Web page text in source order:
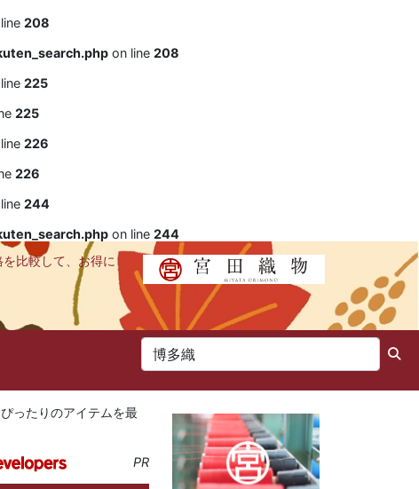
208
on line 208
225
225
226
226
244
on line 244
比較して、お得に
ったりのアイテムを最
PR